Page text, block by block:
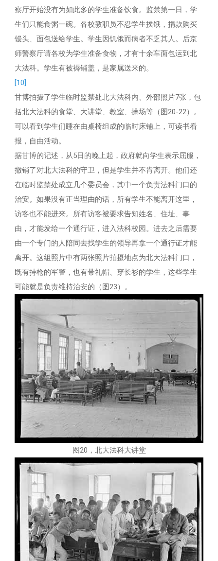
察厅开始没有为如此多的学生准备饮食。监禁第一日，学
生们只能食粥一碗。各校教职员不忍学生挨饿，捐款购买
馒头、面包送给学生。学生因饥饿而病者不乏其人。后京
师警察厅请各校为学生准备食物，才有十余车面包运到北
大法科。学生有被褥铺盖，是家属送来的。
[10]
甘博拍摄了学生临时监禁处北大法科内、外部照片7张，包
括北大法科的食堂、大讲堂、教室、操场等（图20-22）。
可以看到学生们睡在由桌椅组成的临时床铺上，可读书看
报，自由活动。
据甘博的记述，从5日的晚上起，政府就向学生表示屈服，
撤销了对北大法科的守卫，但是学生并不肯离开。他们还
在临时监禁处成立几个委员会，其中一个负责法科门口的
治安。如果没有正当理由的话，所有学生不能离开这里，
访客也不能进来。所有访客被要求告知姓名、住址、事
由，才能发给一个通行证，进入法科校园。进去之后需要
由一个专门的人陪同去找学生的领导再拿一个通行证才能
离开。这组照片中有两张照片拍摄地点为北大法科门口，
既有持枪的军警，也有带礼帽、穿长衫的学生，这些学生
可能就是负责维持治安的（图23）。
图20，北大法科大讲堂